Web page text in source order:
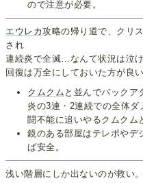
ので注意が必要。
エウレカ攻略の帰り道で、クリ
され
連続炎で全滅…なんて状況は泣
回復は万全にしておいた方が良い
クムクム と並んでバックア
炎の3連・2連続での全体ダ
闘不能に追いやるクムクム
鏡のある部屋はテレポやデ
ば安全。
浅い階層にしか出ないのが救い。